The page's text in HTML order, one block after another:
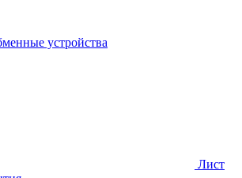
устройства
Лист